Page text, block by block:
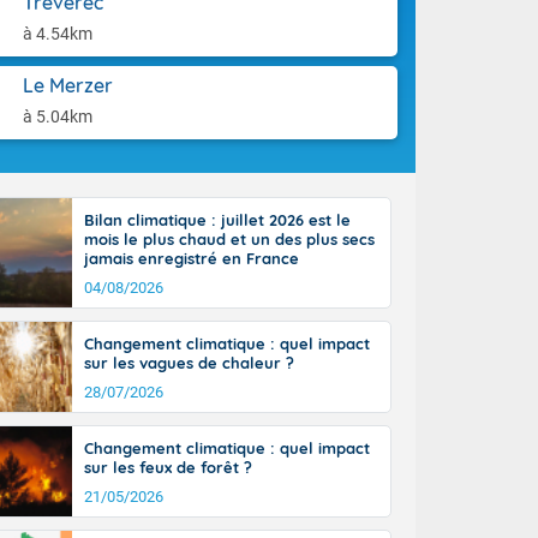
à 4.54km
Le Merzer
à 5.04km
ensoleillée,
une
le vent
tramontane
elles
et
sur le
Alpes à
terres et 20
Bilan climatique : juillet 2026 est le
mois le plus chaud et un des plus secs
jamais enregistré en France
04/08/2026
Changement climatique : quel impact
sur les vagues de chaleur ?
28/07/2026
Changement climatique : quel impact
sur les feux de forêt ?
21/05/2026